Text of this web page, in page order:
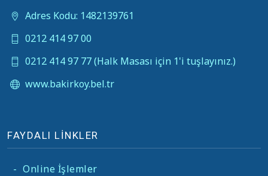
Adres Kodu: 1482139761
0212 414 97 00
0212 414 97 77 (Halk Masası için 1'i tuşlayınız.)
www.bakirkoy.bel.tr
FAYDALI LİNKLER
- Online İşlemler